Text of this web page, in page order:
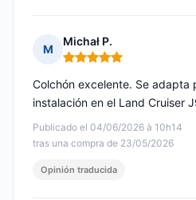
M
Michał P.
Nota: 5 de 5
Publicado el 04/06/2026 à 10h14
tras una compra de 23/05/2026
Colchón excelente. Se adapta
instalación en el Land Cruiser
Opinión traducida